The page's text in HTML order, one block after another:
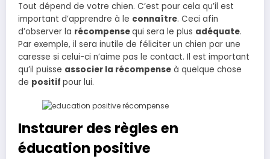
Tout dépend de votre chien. C’est pour cela qu’il est
important d’apprendre à le connaître. Ceci afin
d’observer la récompensequi sera le plus adéquate.
Par exemple, il sera inutile de féliciter un chien par une
caresse si celui-ci n’aime pas le contact. Il est important
qu’il puisse associer la récompense à quelque chose
de positif pour lui.
Instaurer des règles en
éducation positive